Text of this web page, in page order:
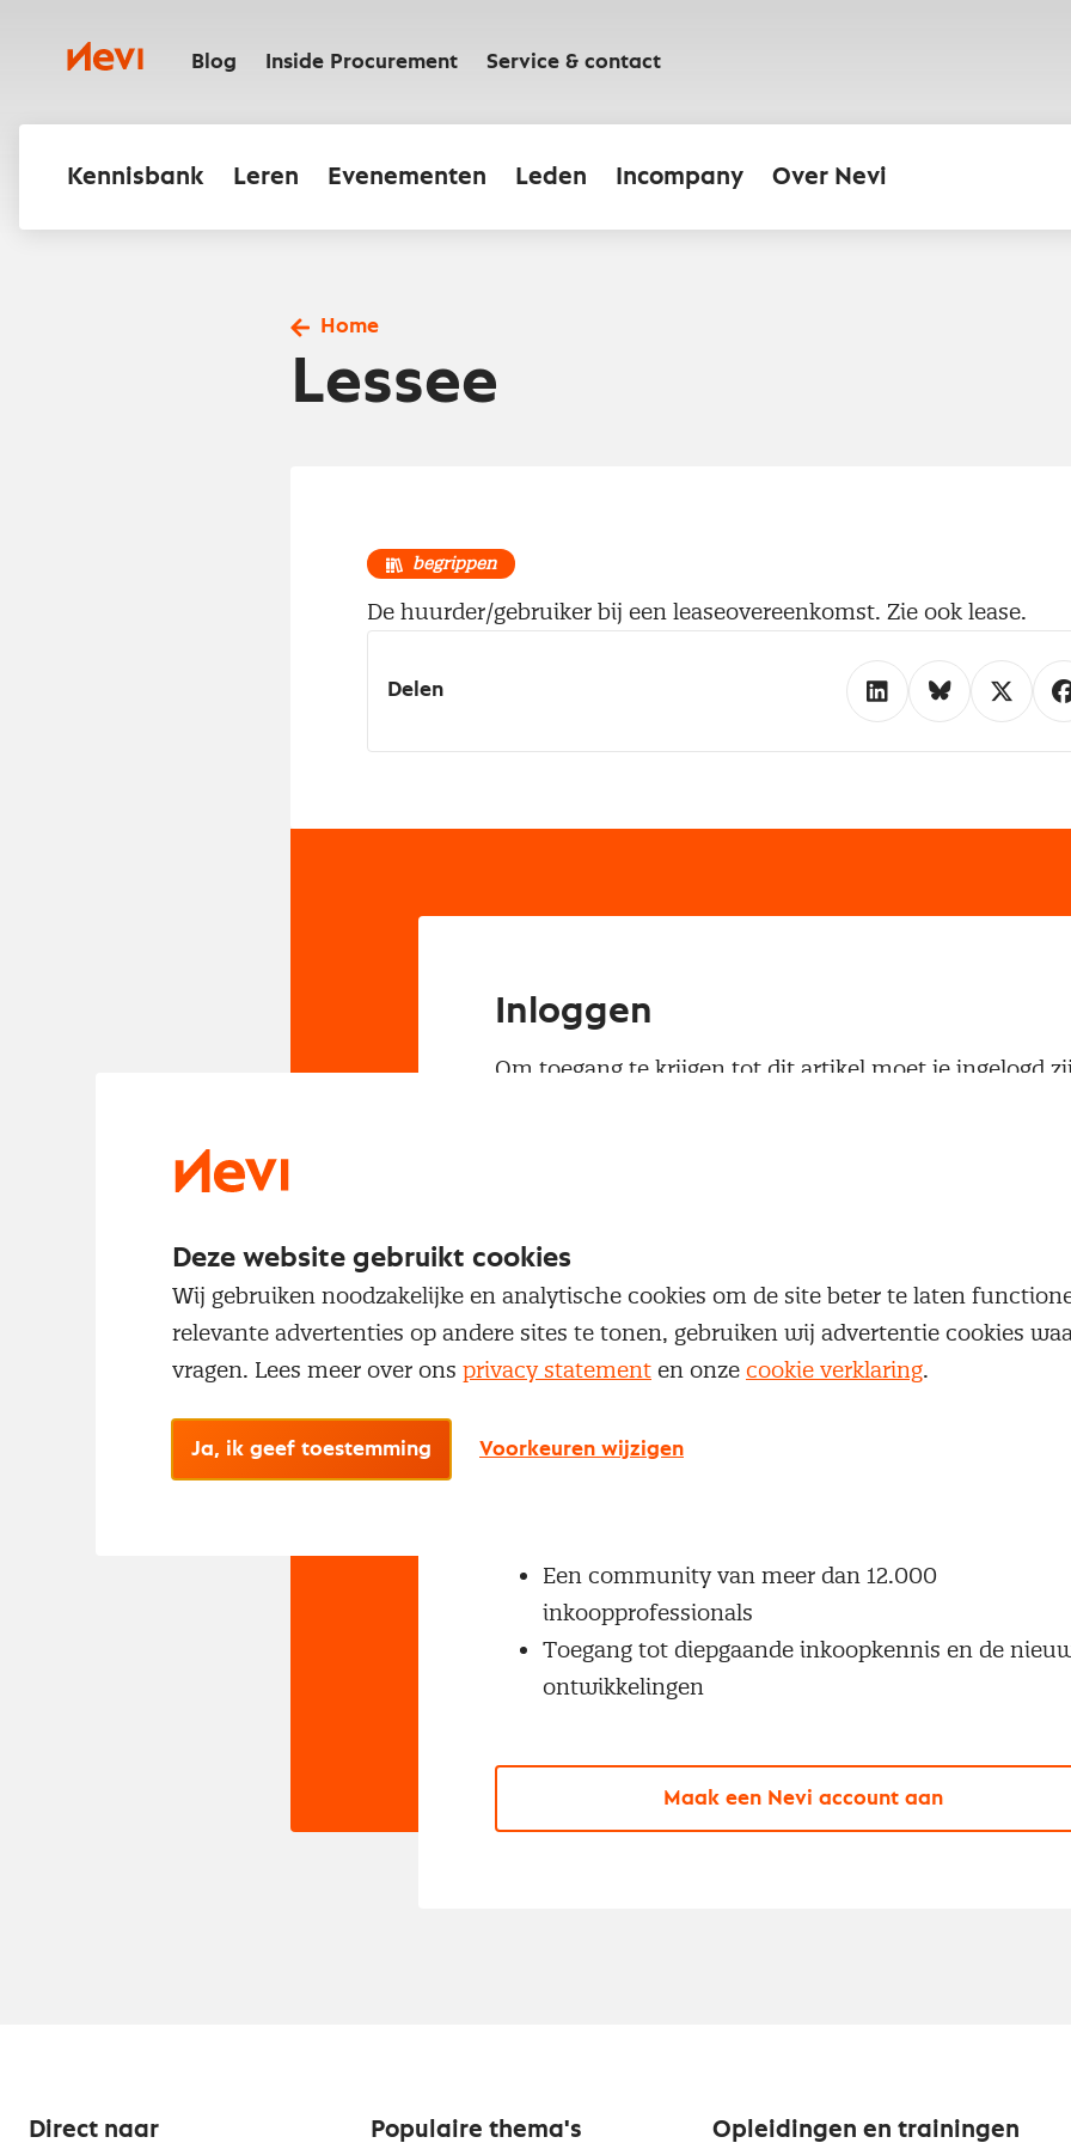
inhoudNevi Blog Inside Procurement Service & contact
Kennisbank Leren Evenementen Leden Incompany Over Nevi
Home
Lessee
begrippen
De huurder/gebruiker bij een leaseovereenkomst. Zie ook lease.
Delen
Inloggen
Om toegang te krijgen tot dit artikel moet je ingelogd
Nog geen Nevi account?
Met een Nevi account krijg je gratis toegang tot:
Een community van meer dan 12.000
inkoopprofessionals
Toegang tot diepgaande inkoopkennis en de
ontwikkelingen
Maak een Nevi account aan
Direct naar Populaire thema's Opleidingen en trainingen
Deze website gebruikt cookies
Wij gebruiken noodzakelijke en analytische cookies om de site beter te laten
relevante advertenties op andere sites te tonen, gebruiken wij advertentie cookies
vragen. Lees meer over ons privacy statement en onze cookie verklaring.
Ja, ik geef toestemming Voorkeuren wijzigen